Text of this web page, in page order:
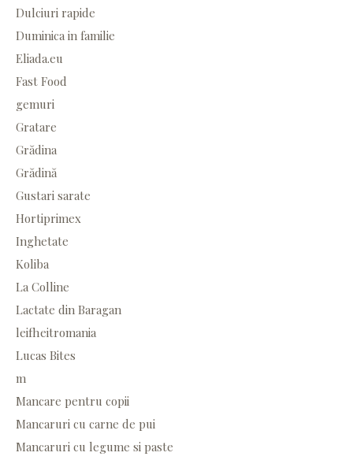
Dulciuri rapide
Duminica in familie
Eliada.eu
Fast Food
gemuri
Gratare
Grădina
Grădină
Gustari sarate
Hortiprimex
Inghetate
Koliba
La Colline
Lactate din Baragan
leifheitromania
Lucas Bites
m
Mancare pentru copii
Mancaruri cu carne de pui
Mancaruri cu legume si paste